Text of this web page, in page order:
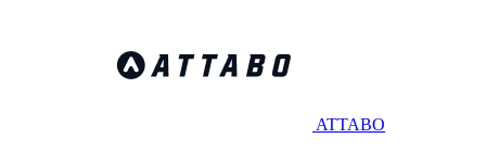
ATTABO